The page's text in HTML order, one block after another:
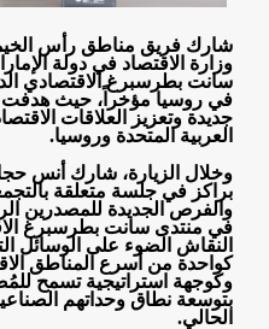
شارك فريق مناطق رأس
وزارة الاقتصاد في دولة
في روسيا مؤخراً، حيث هدفت
جديدة وتعزيز العلاقات
العربية المتحدة وروسيا.
وخلال الزيارة، شارك أنس
براكز في جلسة متعلقة
والفرص الجديدة للمصدرين
في منتدى سانت بطرسبرغ
النقاش الضوء على الوسائل
كواحدة من أسرع المناطق
وكوجهة استراتيجية تسمح
بتوسعة نطاق وحداتهم
الحالي.